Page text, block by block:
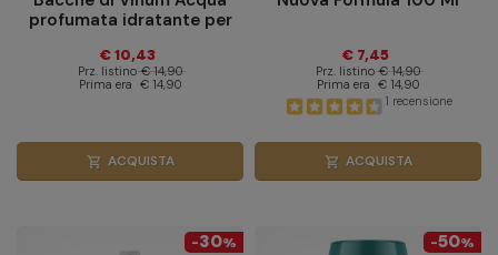
profumata idratante per
€ 10,43
Prz. listino € 14,90
Prima era € 14,90
shopping_cart ACQUISTA
€ 7,45
Prz. listino € 14,90
Prima era € 14,90
1 recensione
shopping_cart ACQUISTA
-30% -50%